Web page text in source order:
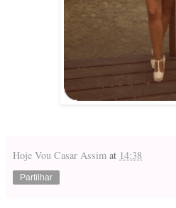
Hoje Vou Casar Assim at 14:38
Partilhar